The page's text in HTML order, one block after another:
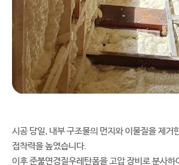
시공 당일, 내부 구조물의 먼지와 이물질을 제거
접착력을 높였습니다.
이후 준불연경질우레탄폼을 고압 장비로 분사